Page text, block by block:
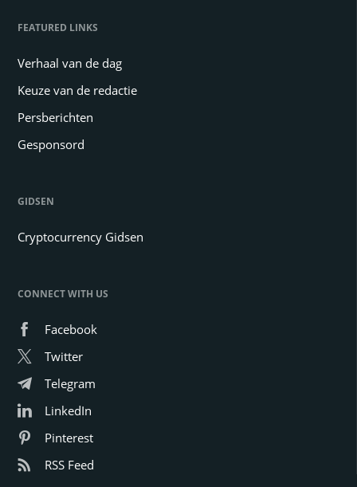
FEATURED LINKS
Verhaal van de dag
Keuze van de redactie
Persberichten
Gesponsord
GIDSEN
Cryptocurrency Gidsen
CONNECT WITH US
Facebook
Twitter
Telegram
LinkedIn
Pinterest
RSS Feed